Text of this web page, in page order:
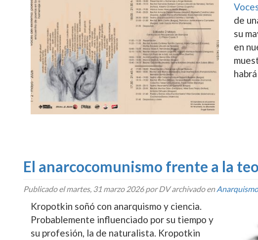
de
su
en
El anarcocomunismo frente a la
Publicado elmartes, 31 marzo 2026por DV archivado enAnarquismo
Kropotkin soñó con anarquismo y ciencia.
Probablemente influenciado por su tiempo y
su profesión, la de naturalista. Kropotkin